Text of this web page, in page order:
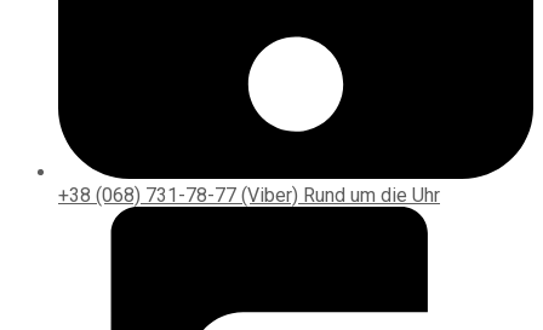
+38 (068) 731-78-77 (Viber) Rund um die Uhr